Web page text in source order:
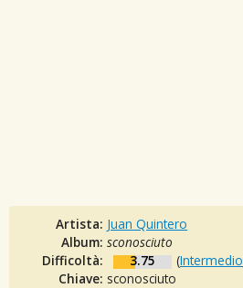
Artista: Juan Quintero
Album: sconosciuto
Difficoltà:
3.75 (Intermedio
Chiave: sconosciuto